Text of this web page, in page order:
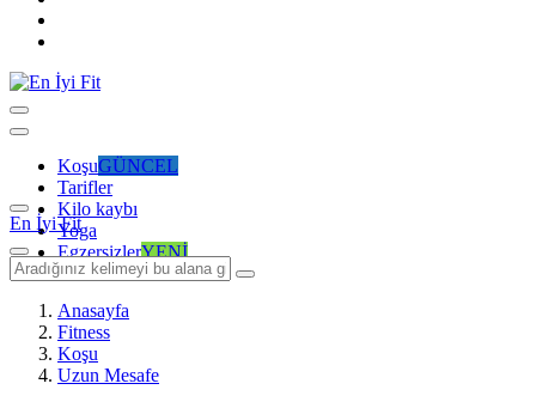
KoşuGÜNCEL
Tarifler
Kilo kaybı
Yoga
EgzersizlerYENİ
En İyi Fit
Anasayfa
Fitness
Koşu
Uzun Mesafe